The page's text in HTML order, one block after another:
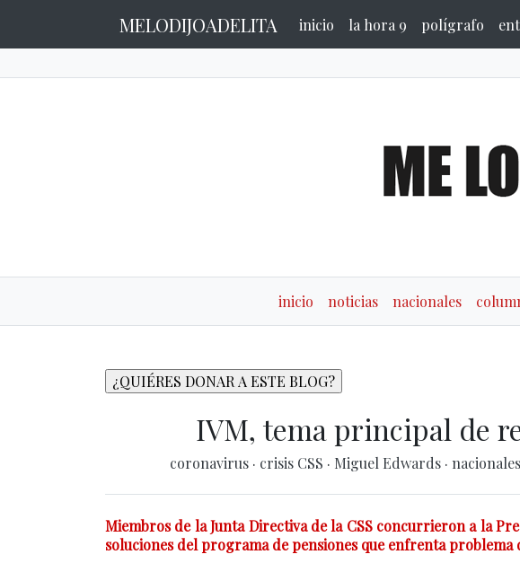
MELODIJOADELITA inicio la hora 9 polígrafo
inicio noticias nacionales
IVM, tema principal de
coronavirus · crisis CSS · Miguel Edwards · nacionales
Miembros de la Junta Directiva de la CSS concurrieron a la
soluciones del programa de pensiones que enfrenta problema